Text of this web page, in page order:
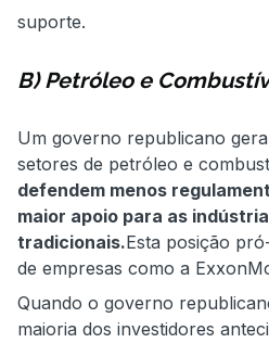
suporte.
B) Petróleo e
Um governo republicano
setores de petróleo e
defendem menos
maior apoio para as
tradicionais.Esta posição
de empresas como a
Quando o governo
maioria dos investidores